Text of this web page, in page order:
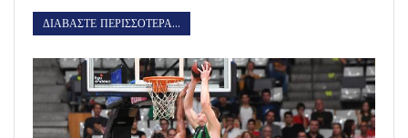
ΔΙΑΒΑΣΤΕ ΠΕΡΙΣΣΟΤΕΡΑ...